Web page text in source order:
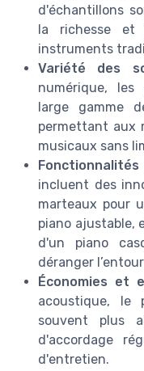
d'échantillons
la richesse et
instruments
Variété des
numérique,
large gamme
permettant aux
musicaux sans
Fonctionnalités
incluent des
marteaux pour
piano ajustable,
d'un piano
déranger
Économies et
acoustique, le
souvent plus
d'accordage
d'entretien.